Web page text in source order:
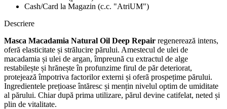
Cash/Card la Magazin (c.c. "AtriUM")
Descriere
Masca Macadamia Natural Oil Deep Repair regenerează intens,
oferă elasticitate și strălucire părului. Amestecul de ulei de
macadamia și ulei de argan, împreună cu extractul de alge
restabilește și hrănește în profunzime firul de păr deteriorat,
protejează împotriva factorilor externi și oferă prospețime părului.
Ingredientele prețioase întăresc și mențin nivelul optim de umiditate
al părului. Chiar după prima utilizare, părul devine catifelat, neted și
plin de vitalitate.